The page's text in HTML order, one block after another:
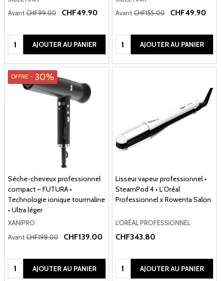
AvantCHF99.00 CHF49.90
Quantité:AJOUTER AU PANIER
AvantCHF155.00 CHF49.90
Quantité:AJOUTER AU PANIER
OFFRE - 30%
Sèche-cheveux professionnel
compact – FUTURA •
Technologie ionique tourmaline
• Ultra léger
XANIPRO
AvantCHF198.00 CHF139.00
Quantité:AJOUTER AU PANIER
Lisseur vapeur professionnel •
SteamPod 4 • L’Oréal
Professionnel x Rowenta Salon
L'ORÉAL PROFESSIONNEL
CHF343.80
Quantité:AJOUTER AU PANIER